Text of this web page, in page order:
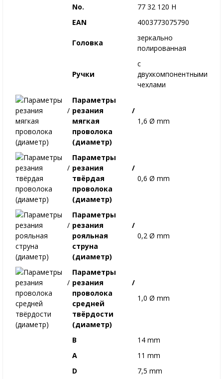
No.
77 32 120 H
EAN
4003773075790
Головка
зеркально
полированная
Ручки
с
двухкомпонентными
чехлами
Параметры
резания /
мягкая
проволока
(диаметр)
1,6 Ø mm
Параметры
резания /
твёрдая
проволока
(диаметр)
0,6 Ø mm
Параметры
резания /
рояльная
струна
(диаметр)
0,2 Ø mm
Параметры
резания /
проволока
средней
твёрдости
(диаметр)
1,0 Ø mm
B
14 mm
A
11 mm
D
7,5 mm